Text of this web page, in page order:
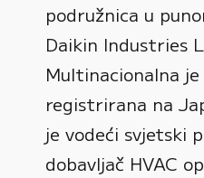
podružnica u
Daikin Industries
Multinacionalna
registrirana na
je vodeći svjetski
dobavljač HVAC
0